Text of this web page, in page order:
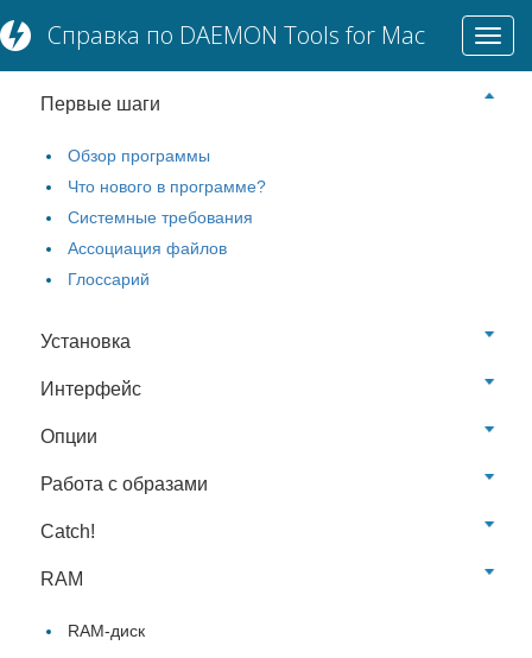
Справка по DAEMON Tools for Mac
БАЗОВЫЙ ФУНКЦИОНАЛ
Первые шаги
Обзор программы
Что нового в программе?
Системные требования
Ассоциация файлов
Глоссарий
Установка
Интерфейс
Опции
Работа с образами
Catch!
RAM
RAM-диск